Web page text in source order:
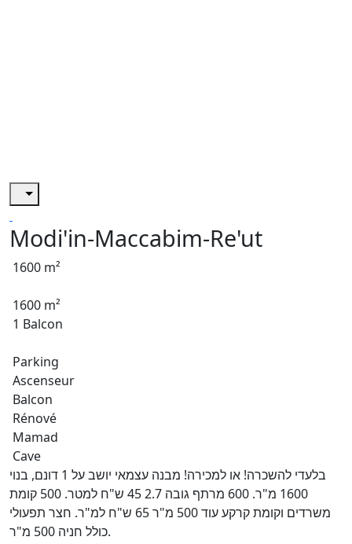
Modi'in-Maccabim-Re'ut
1600 m²
1600 m²
1 Balcon
Parking
Ascenseur
Balcon
Rénové
Mamad
Cave
בלעדי להשכרה! או למכירה! מבנה עצמאי יושב על 1 דונם, בנוי
1600 מ"ר. 600 מרתף גובה 2.7 45 ש"ח למטר. 500 קומת
משרדים וקומת קרקע עוד 500 מ"ר 65 ש"ח למ"ר. חצר תפעולי
כולל חניה 500 מ"ר.